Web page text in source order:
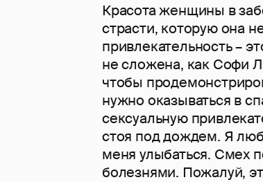
Красота женщины в
страсти, которую она
привлекательность –
не сложена, как Софи
чтобы
нужно оказываться в
сексуальную
стоя под дождем. Я
меня улыбаться. Смех
болезнями. Пожалуй,